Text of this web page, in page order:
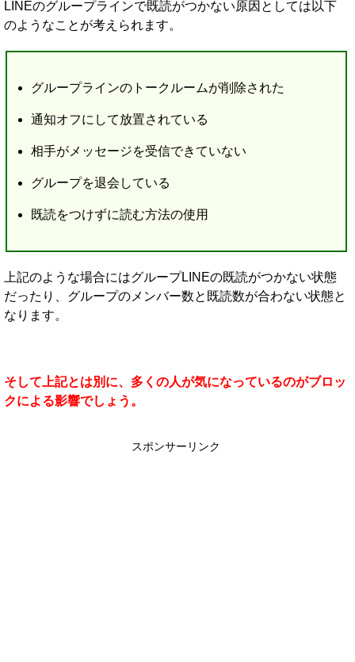
LINEのグループラインで既読がつかない原因としては以下
のようなことが考えられます。
グループラインのトークルームが削除された
通知オフにして放置されている
相手がメッセージを受信できていない
グループを退会している
既読をつけずに読む方法の使用
上記のような場合にはグループLINEの既読がつかない状態
だったり、グループのメンバー数と既読数が合わない状態と
なります。
そして上記とは別に、多くの人が気になっているのがブロッ
クによる影響でしょう。
スポンサーリンク